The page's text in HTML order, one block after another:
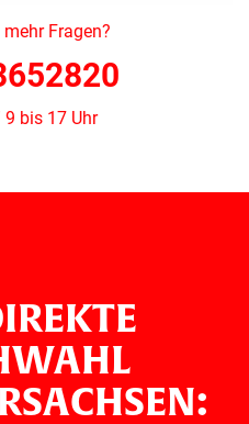
Fragen?
bis 17 Uhr